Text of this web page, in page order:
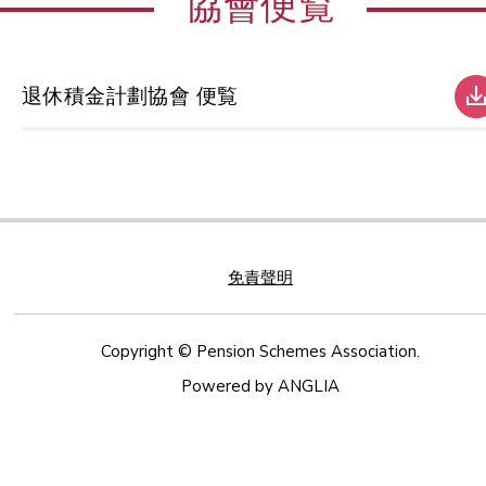
退休積金計劃協會 便覧
免責聲明
Copyright © Pension Schemes Association.
Powered by ANGLIA